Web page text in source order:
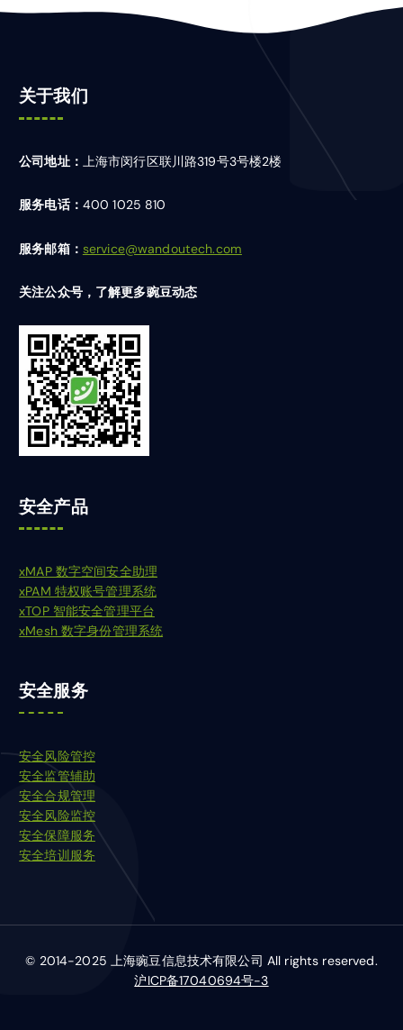
关于我们
公司地址： 上海市闵行区联川路319号3号楼2楼
服务电话： 400 1025 810
服务邮箱： service@wandoutech.com
关注公众号，了解更多豌豆动态
安全产品
xMAP 数字空间安全助理
xPAM 特权账号管理系统
xTOP 智能安全管理平台
xMesh 数字身份管理系统
安全服务
安全风险管控
安全监管辅助
安全合规管理
安全风险监控
安全保障服务
安全培训服务
© 2014-2025 上海豌豆信息技术有限公司 All rights reserved.
沪ICP备17040694号-3